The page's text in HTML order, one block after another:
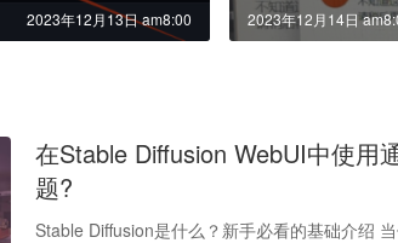
2023年12月13日 am8:00 2023年12月14日
在Stable Diffusion WebUI中使用
题?
Stable Diffusion是什么？新手必看的基础介绍